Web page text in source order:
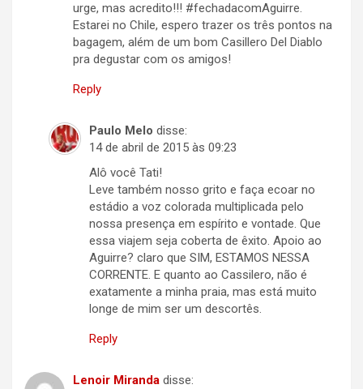
urge, mas acredito!!! #fechadacomAguirre.
Estarei no Chile, espero trazer os três pontos na
bagagem, além de um bom Casillero Del Diablo
pra degustar com os amigos!
Reply
Paulo Melo disse:
14 de abril de 2015 às 09:23
Alô você Tati!
Leve também nosso grito e faça ecoar no
estádio a voz colorada multiplicada pelo
nossa presença em espírito e vontade. Que
essa viajem seja coberta de êxito. Apoio ao
Aguirre? claro que SIM, ESTAMOS NESSA
CORRENTE. E quanto ao Cassilero, não é
exatamente a minha praia, mas está muito
longe de mim ser um descortês.
Reply
Lenoir Miranda disse: